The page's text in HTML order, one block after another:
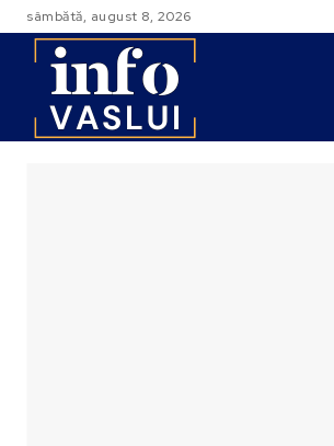
sâmbătă, august 8, 2026